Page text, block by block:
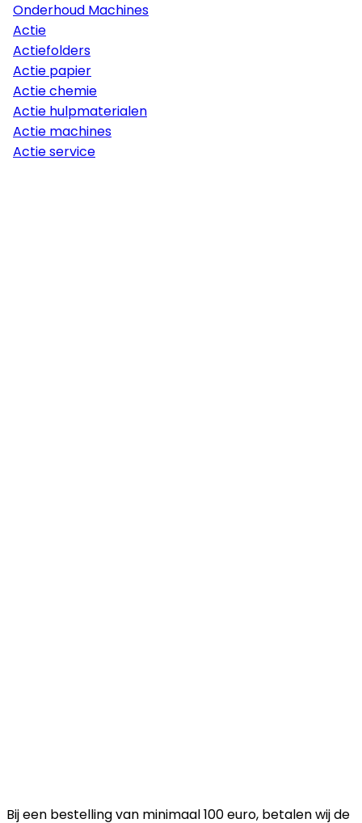
Bij een bestelling van minimaal 100 euro, betalen wij de
Onderhoud Machines
Actie
Actiefolders
Actie papier
Actie chemie
Actie hulpmaterialen
Actie machines
Actie service